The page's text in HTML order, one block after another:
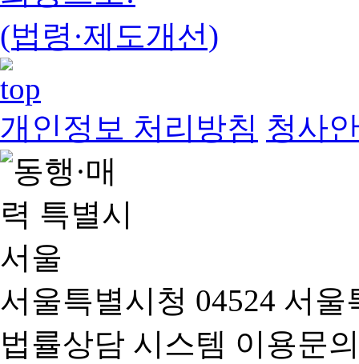
(법령·제도개선)
개인정보 처리방침 청사
서울특별시청 04524 서
법률상담 시스템 이용문